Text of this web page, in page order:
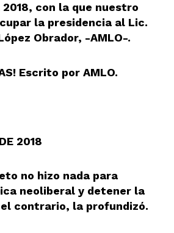
2018, con la que nuestro
la presidencia al Lic.
Obrador, -AMLO-.
Escrito por AMLO.
2018
no hizo nada para
neoliberal y detener la
contrario, la profundizó.